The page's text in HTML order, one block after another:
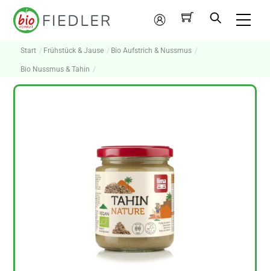
Skip
Mein
Konto
Start Frühstück & Jause Bio Aufstrich & Nussmus
Bio Nussmus & Tahin